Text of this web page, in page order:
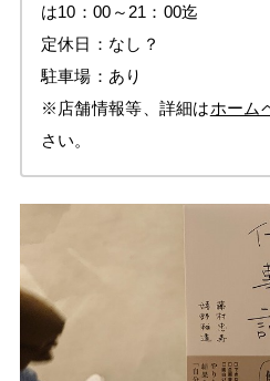
は10：00～21：00迄
定休日：なし？
駐車場：あり
※店舗情報等、詳細はホーム
さい。